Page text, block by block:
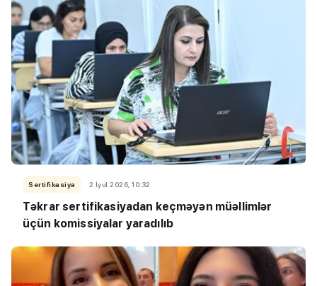
Sertifikasiya 2 İyul 2026, 10:32
Təkrar sertifikasiyadan keçməyən müəllimlər
üçün komissiyalar yaradılıb